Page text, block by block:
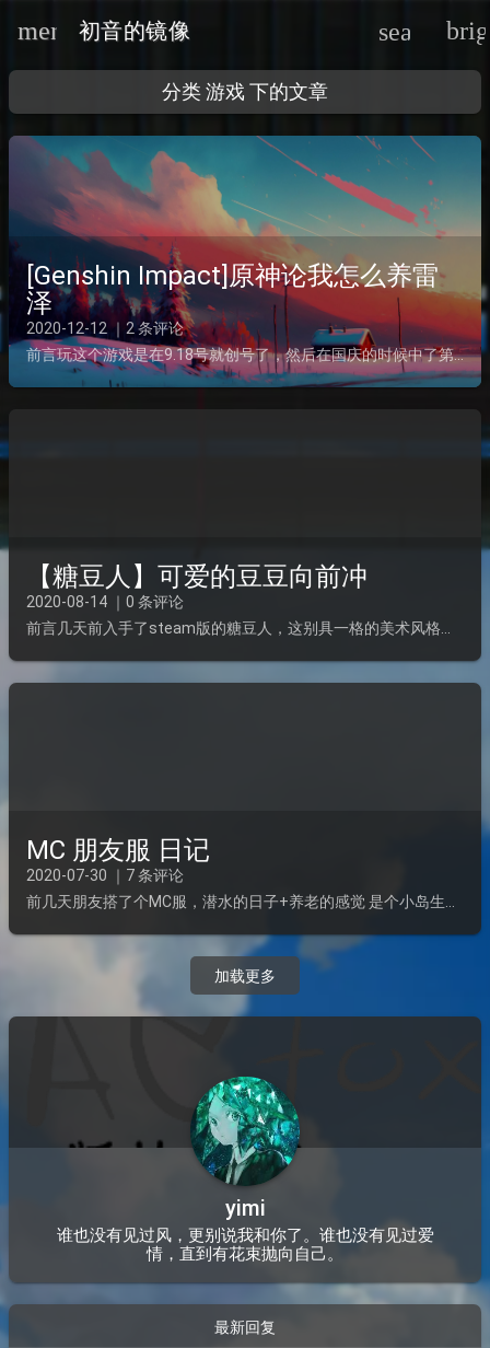
menu 初音的镜像 search
分类游戏 下的文章
[Genshin Impact]原神论我怎么养雷
泽
2020-12-12 ｜2 条评论
前言玩这个游戏是在9.18号就创号了，然后在国庆的时候中了第一个金：莫娜，那时候去抽角色池太亏了，温蒂永远的神啊，后面就开始了非酋的生活，几乎每次金都是在75——80爆出的，而且现在我44级就3...
【糖豆人】可爱的豆豆向前冲
2020-08-14 ｜0 条评论
MC 朋友服 日记
2020-07-30 ｜7 条评论
加载更多
yimi
谁也没有见过风，更别说我和你了。谁也没有见过爱
情，直到有花束抛向自己。
最新回复